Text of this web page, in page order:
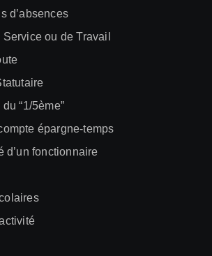
d’absences
ou de Travail
“1/5ème”
épargne-temps
d’un fonctionnaire